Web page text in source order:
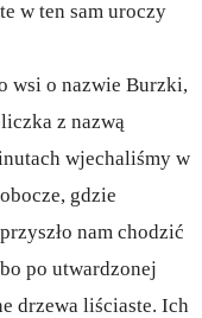
w ten sam uroczy
wsi o nazwie Burzki,
z nazwą
wjechaliśmy w
gdzie
nam chodzić
po utwardzonej
drzewa liściaste. Ich